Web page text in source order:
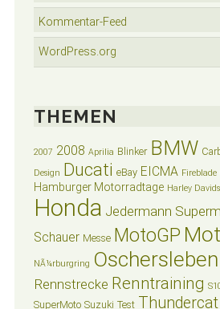
Kommentar-Feed
WordPress.org
THEMEN
2007 2008 Aprilia Blinker BMW
Design Ducati eBay EICMA Fireblade
Hamburger Motorradtage Harley
Honda Jedermann
Schauer Messe MotoGP
NÃ¼rburgring Oschersleben
Rennstrecke Renntraining
SuperMoto Suzuki Test Thundercat